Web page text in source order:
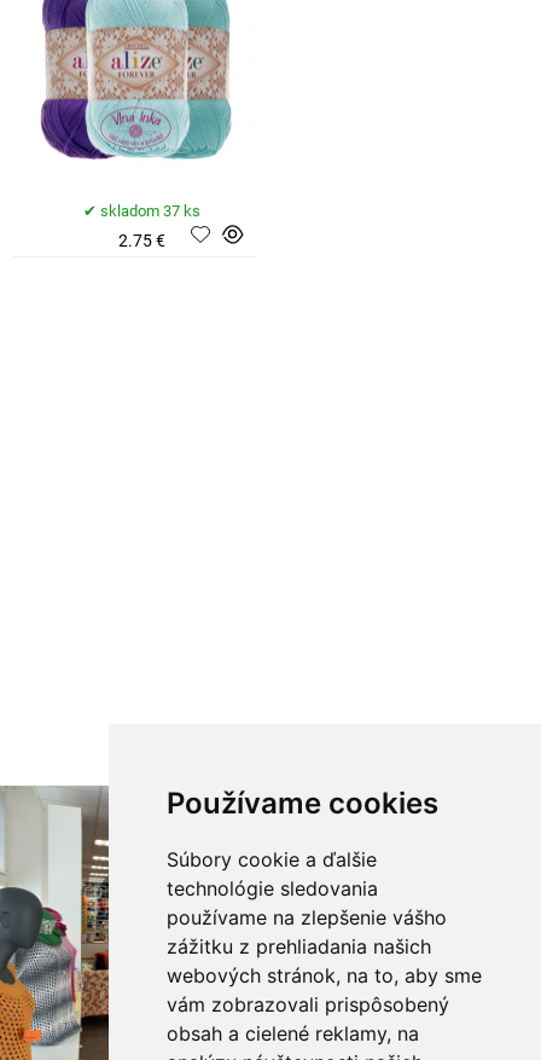
Používame cookies
Súbory cookie a ďalšie
technológie sledovania
používame na zlepšenie vášho
zážitku z prehliadania našich
webových stránok, na to, aby sme
vám zobrazovali prispôsobený
obsah a cielené reklamy, na
skladom 37 ks
2.75 €